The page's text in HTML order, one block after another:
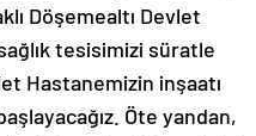
Döşemealtı Devlet
tesisimizi süratle
Hastanemizin inşaatı
Öte yandan,